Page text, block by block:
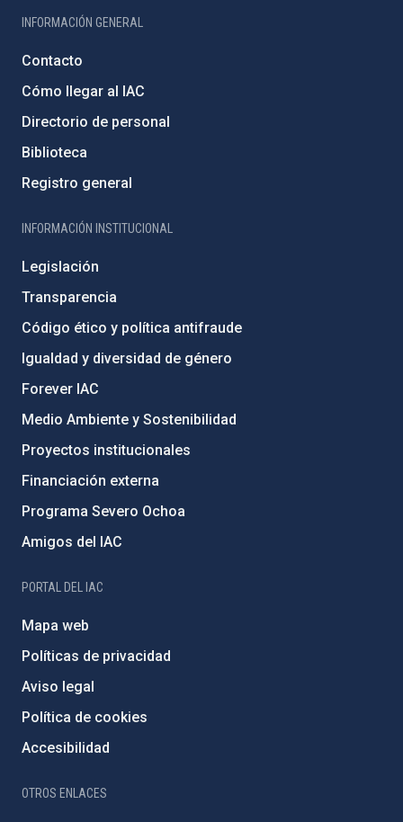
INFORMACIÓN GENERAL
Contacto
Cómo llegar al IAC
Directorio de personal
Biblioteca
Registro general
INFORMACIÓN INSTITUCIONAL
Legislación
Transparencia
Código ético y política antifraude
Igualdad y diversidad de género
Forever IAC
Medio Ambiente y Sostenibilidad
Proyectos institucionales
Financiación externa
Programa Severo Ochoa
Amigos del IAC
PORTAL DEL IAC
Mapa web
Políticas de privacidad
Aviso legal
Política de cookies
Accesibilidad
OTROS ENLACES